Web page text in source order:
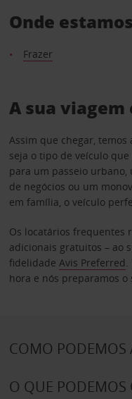
Onde estamos
Frazer
A sua viagem
Assim que chegar,
seja o tipo de veículo
para um passeio urbano,
de negócios ou um
em família, o veículo
Os locatários frequentes
adicionais gratuitos – ao
fidelidade Avis Preferred.
hora e nós preparamos
COMO PODEMOS
O QUE PODEMOS